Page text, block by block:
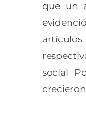
que un
social.